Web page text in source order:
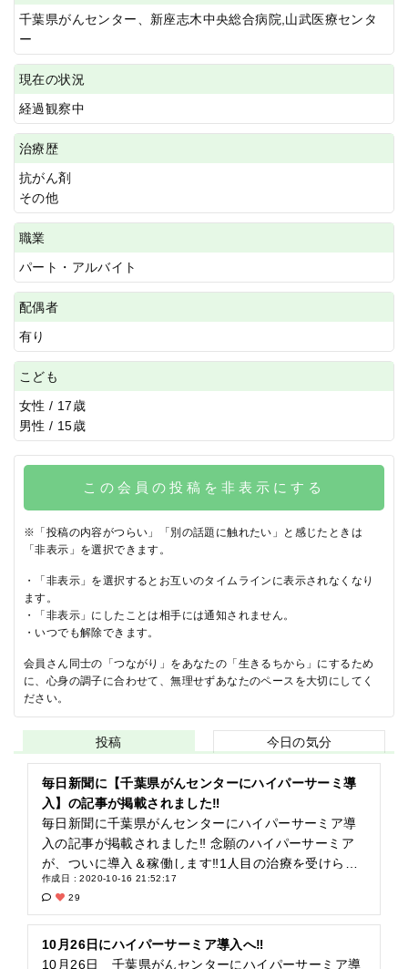
千葉県がんセンター、新座志木中央総合病院,山武医療センタ
ー
現在の状況
経過観察中
治療歴
抗がん剤
その他
職業
パート・アルバイト
配偶者
有り
こども
女性 / 17歳
男性 / 15歳
この会員の投稿を非表示にする
※「投稿の内容がつらい」「別の話題に触れたい」と感じたときは
「非表示」を選択できます。
・「非表示」を選択するとお互いのタイムラインに表示されなくなり
ます。
・「非表示」にしたことは相手には通知されません。
・いつでも解除できます。
会員さん同士の「つながり」をあなたの「生きるちから」にするため
に、心身の調子に合わせて、無理せずあなたのペースを大切にしてく
ださい。
投稿 今日の気分
毎日新聞に【千葉県がんセンターにハイパーサーミ導
入】の記事が掲載されました‼️
毎日新聞に千葉県がんセンターにハイパーサーミア導
入の記事が掲載されました‼️ 念願のハイパーサーミア
が、ついに導入＆稼働します‼️1人目の治療を受けられ
る方も決まり、夢が叶ったのだと日に日に実感してい
ます。 私の主人は約3年前に癌で亡くなりましたが、
当時は千葉県にハイパーサーミアの治療を受けられる
病院が1つもなく、毎週往復5時間掛けて埼玉の病院ま
で約8ヶ月、通院していました。 主人の体の負担を少
作成日 : 2020-10-16 21:52:17
29
10月26日にハイパーサーミア導入へ‼️
10月26日 千葉県がんセンターにハイパーサーミア導